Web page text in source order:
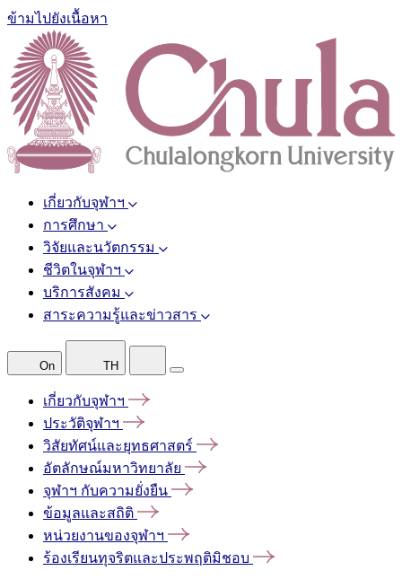
ข้ามไปยังเนื้อหา
เกี่ยวกับจุฬาฯ
การศึกษา
วิจัยและนวัตกรรม
ชีวิตในจุฬาฯ
บริการสังคม
สาระความรู้และข่าวสาร
On TH
เกี่ยวกับจุฬาฯ
ประวัติจุฬาฯ
วิสัยทัศน์และยุทธศาสตร์
อัตลักษณ์มหาวิทยาลัย
จุฬาฯ กับความยั่งยืน
ข้อมูลและสถิติ
หน่วยงานของจุฬาฯ
ร้องเรียนทุจริตและประพฤติมิชอบ